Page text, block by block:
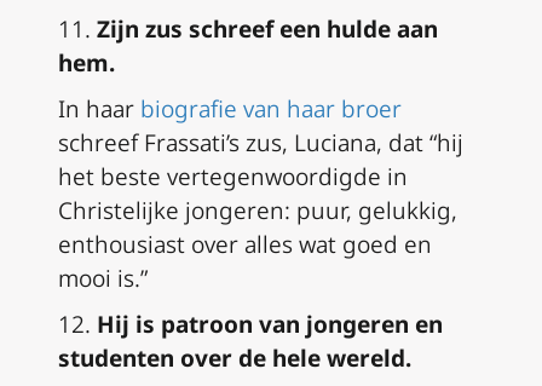
11. Zijn zus schreef een hulde aan
hem.
In haar biografie van haar broer
schreef Frassati’s zus, Luciana, dat “hij
het beste vertegenwoordigde in
Christelijke jongeren: puur, gelukkig,
enthousiast over alles wat goed en
mooi is.”
12. Hij is patroon van jongeren en
studenten over de hele wereld.